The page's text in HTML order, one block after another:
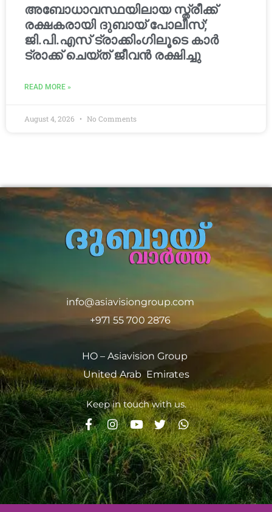
അബോധാവസ്ഥയിലായ സ്ത്രീക്ക്
രക്ഷകരായി ദുബായ് പോലീസ്;
ജി.പി.എസ് ട്രാക്കിംഗിലൂടെ കാർ
ട്രാക്ക് ചെയ്ത് ജീവൻ രക്ഷിച്ചു
READ MORE »
August 4, 2026 No Comments
info@asiavisiongroup.com
+971 55 700 2876
HO – Asiavision Group
United Arab Emirates
Keep in touch with us.